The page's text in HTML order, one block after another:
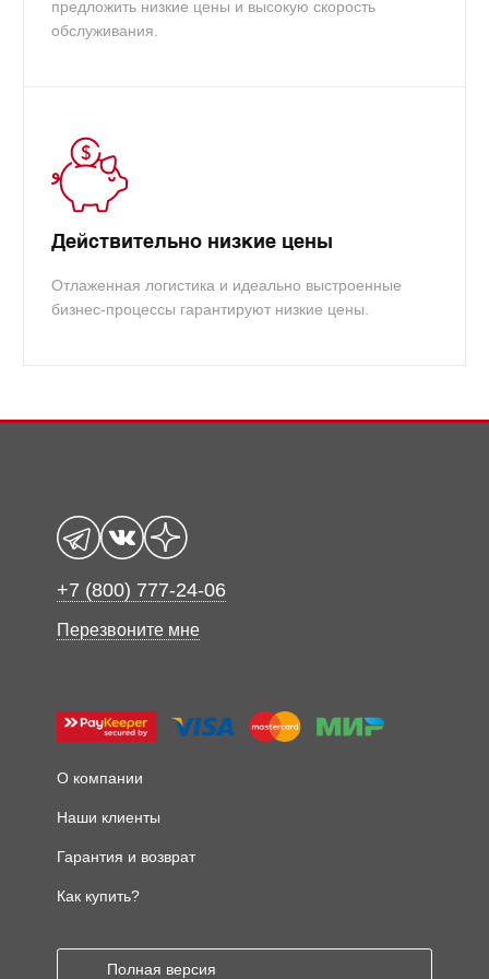
предложить низкие цены и высокую скорость
обслуживания.
Действительно низкие цены
Отлаженная логистика и идеально выстроенные
бизнес-процессы гарантируют низкие цены.
+7 (800) 777-24-06
Перезвоните мне
О компании
Наши клиенты
Гарантия и возврат
Как купить?
Полная версия